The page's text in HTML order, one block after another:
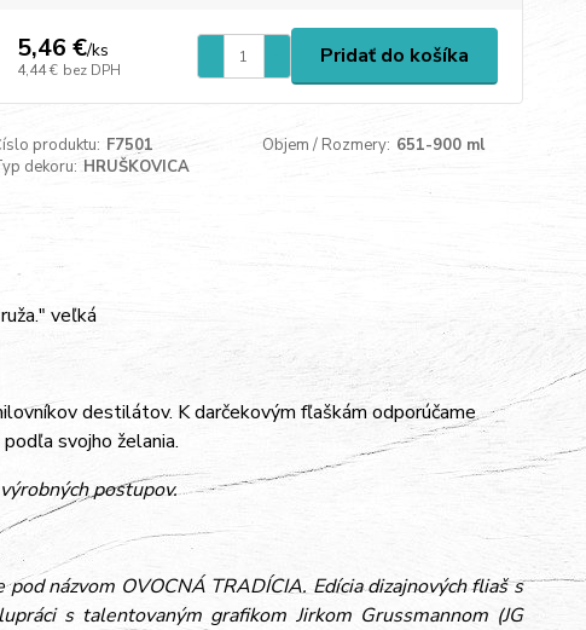
5,46 €/ks
4,44 € bez DPH
Pridať do košíka
produktu: F7501 Objem / Rozmery: 651-900 ml
dekoru: HRUŠKOVICA
veľká
destilátov. K darčekovým fľaškám odporúčame
svojho želania.
postupov.
názvom OVOCNÁ TRADÍCIA. Edícia dizajnových fliaš s
s talentovaným grafikom Jirkom Grussmannom (JG